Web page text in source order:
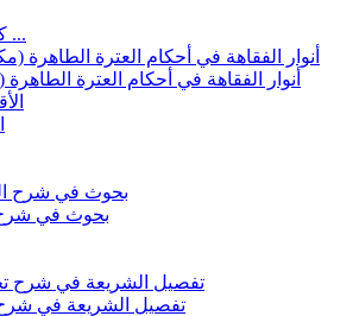
کتاب های بیشتر ...
أنوار الفقاهة في أحکام العترة
بحوث في شرح
تفصیل الشریعة في شرح